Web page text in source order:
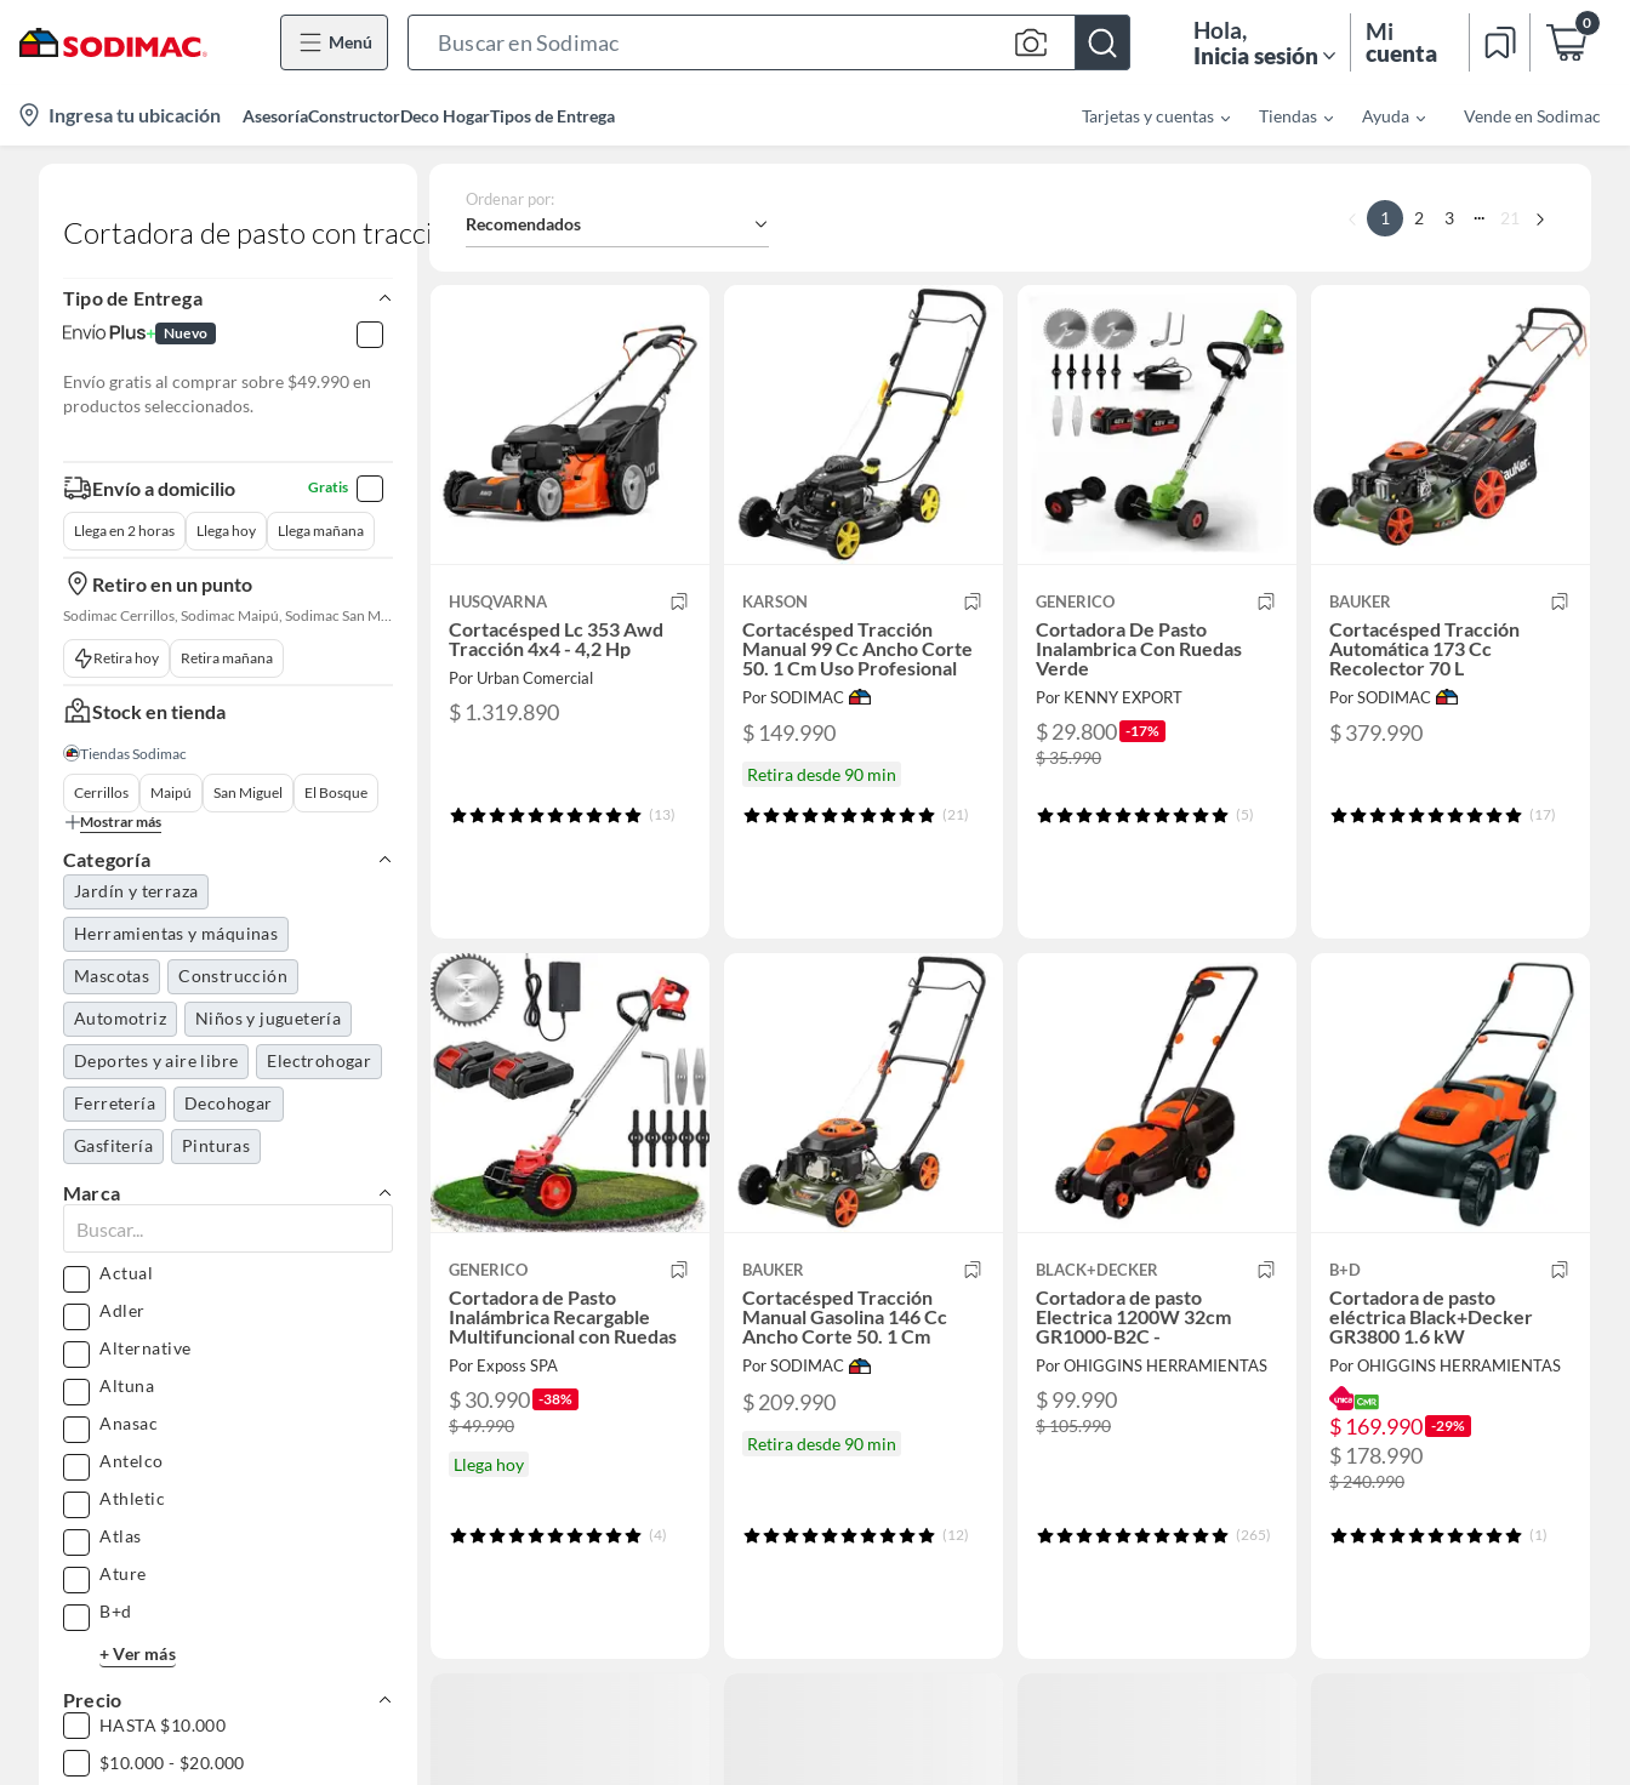
Menú
Bar
Hola,
Inicia sesión
Mi
cuenta
0
location-
icon
Ingresa tu ubicación AsesoríaConstructorDeco HogarTipos de Entrega Tarjetas y cuentas Tiendas Ayuda Vende en Sodimac
Cortadora de pasto con traccion
Tipo de Entrega
Nuevo
Envío gratis al comprar sobre $49.990 en
productos seleccionados.
Envío a domicilio Gratis
Llega en 2 horas Llega hoy Llega mañana
Retiro en un punto
Sodimac Cerrillos, Sodimac Maipú, Sodimac San Miguel, Sodimac El Bosque, Sodimac San Bernardo, Sodimac Talagante, Sodimac San Fernando
Retira hoy Retira mañana
Stock en tienda
Tiendas Sodimac
Cerrillos Maipú San Miguel
El Bosque
Mostrar más
Categoría
Jardín y terraza
Herramientas y máquinas
Mascotas Construcción
Automotriz Niños y juguetería
Deportes y aire libre Electrohogar
Ferretería Decohogar
Gasfitería Pinturas
Belleza, higiene y salud
Marca
Actual
Adler
Alternative
Altuna
Anasac
Antelco
Athletic
Atlas
Ature
B+d
+ Ver más
Precio
HASTA $10.000
$10.000 - $20.000
Ordenar por:
Recomendados 1 2 3 ... 21
HUSQVARNA
Cortacésped Lc 353 Awd
Tracción 4x4 - 4,2 Hp
Por Urban Comercial
$ 1.319.890
(13)
KARSON
Cortacésped Tracción
Manual 99 Cc Ancho Corte
50. 1 Cm Uso Profesional
Por SODIMAC
$ 149.990
Retira desde 90 min
(21)
GENERICO
Cortadora De Pasto
Inalambrica Con Ruedas
Verde
Por KENNY EXPORT
$ 29.800 -17%
$ 35.990
(5)
BAUKER
Cortacésped Tracción
Automática 173 Cc
Recolector 70 L
Por SODIMAC
$ 379.990
(17)
GENERICO
Cortadora de Pasto
Inalámbrica Recargable
Multifuncional con Ruedas
Por Exposs SPA
$ 30.990 -38%
$ 49.990
Llega hoy
(4)
BAUKER
Cortacésped Tracción
Manual Gasolina 146 Cc
Ancho Corte 50. 1 Cm
Por SODIMAC
$ 209.990
Retira desde 90 min
(12)
BLACK+DECKER
Cortadora de pasto
Electrica 1200W 32cm
GR1000-B2C -
Por OHIGGINS HERRAMIENTAS
$ 99.990
$ 105.990
(265)
B+D
Cortadora de pasto
eléctrica Black+Decker
GR3800 1.6 kW
Por OHIGGINS HERRAMIENTAS
$ 169.990 -29%
$ 178.990
$ 240.990
(1)